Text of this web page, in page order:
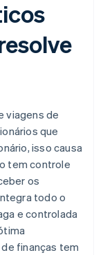
viagens de
que
isso causa
tem controle
os
todo o
e controlada
finanças tem